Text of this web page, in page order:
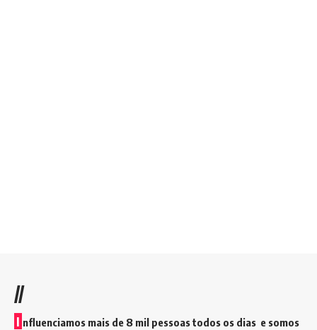
//
I nfluenciamos mais de 8 mil pessoas todos os dias e somos